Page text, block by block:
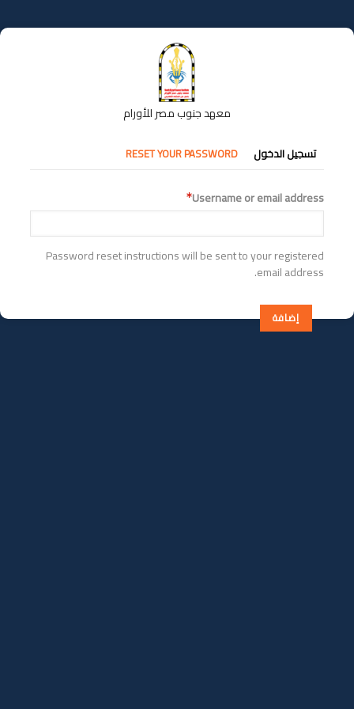
إلى
المحتوى
معهد جنوب مصر للأورام
التبويبات
الأساسية
تسجيل الدخول RESET YOUR PASSWORD
Username or email address
Password reset instructions will be sent to your registered
email address.